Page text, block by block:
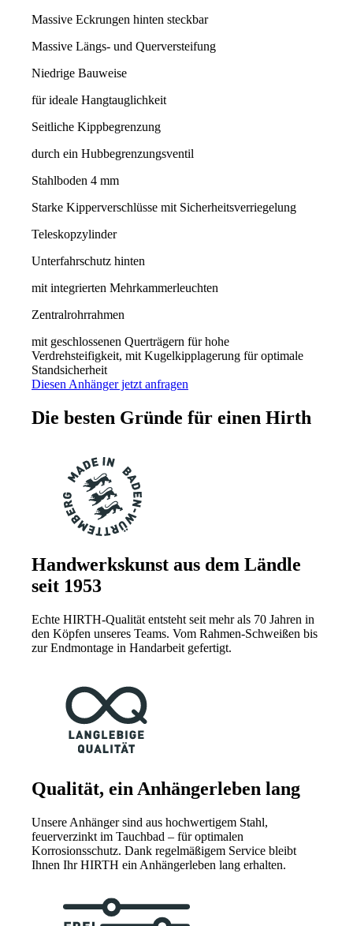
Massive Eckrungen hinten steckbar
Massive Längs- und Querversteifung
Niedrige Bauweise
für ideale Hangtauglichkeit
Seitliche Kippbegrenzung
durch ein Hubbegrenzungsventil
Stahlboden 4 mm
Starke Kipperverschlüsse mit Sicherheitsverriegelung
Teleskopzylinder
Unterfahrschutz hinten
mit integrierten Mehrkammerleuchten
Zentralrohrrahmen
mit geschlossenen Querträgern für hohe
Verdrehsteifigkeit, mit Kugelkipplagerung für optimale
Standsicherheit
Diesen Anhänger jetzt anfragen
Die besten Gründe für einen Hirth
Handwerkskunst aus dem Ländle
seit 1953
Echte HIRTH-Qualität entsteht seit mehr als 70 Jahren in
den Köpfen unseres Teams. Vom Rahmen-Schweißen bis
zur Endmontage in Handarbeit gefertigt.
Qualität, ein Anhängerleben lang
Unsere Anhänger sind aus hochwertigem Stahl,
feuerverzinkt im Tauchbad – für optimalen
Korrosionsschutz. Dank regelmäßigem Service bleibt
Ihnen Ihr HIRTH ein Anhängerleben lang erhalten.